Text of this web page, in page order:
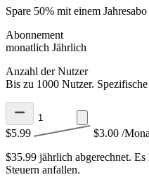
Spare 50% mit einem Jahresabo
Abonnement
monatlich Jährlich
Anzahl der Nutzer
Bis zu 1000 Nutzer.
$5.99 $3.00 /
$35.99 jährlich abgerechnet. Es
Steuern anfallen.